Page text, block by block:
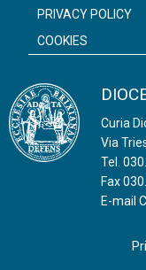
t
i
o
Curia
Via
Tel.
Fax
E-mail
PRIVACY POLICY
COOKIES